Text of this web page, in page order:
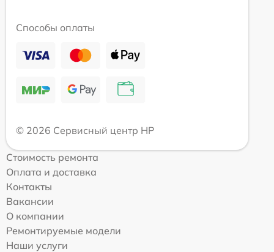
Способы оплаты
© 2026 Сервисный центр HP
Стоимость ремонта
Оплата и доставка
Контакты
Вакансии
О компании
Ремонтируемые модели
Наши услуги